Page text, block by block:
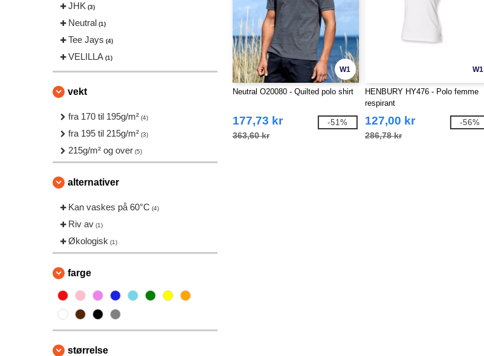
JHK (3)
Neutral (1)
Tee Jays (4)
VELILLA (1)
vekt
fra 170 til 195g/m² (4)
fra 195 til 215g/m² (3)
215g/m² og over (5)
alternativer
Kan vaskes på 60°C (4)
Riv av (1)
Økologisk (1)
farge
størrelse
W1
Neutral O20080 - Quilted polo shirt
177,73 kr
363,60 kr
-51%
W1
HENBURY HY476 - Polo femme
respirant
127,00 kr
286,78 kr
-56%